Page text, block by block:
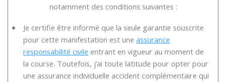
notamment des conditions suivantes :
Je certifie être informé que la seule garantie souscrite
pour cette manifestation est une assurance
responsabilité civile entrant en vigueur au moment de
la course. Toutefois, j’ai toute latitude pour opter pour
une assurance individuelle accident complémentaire qui